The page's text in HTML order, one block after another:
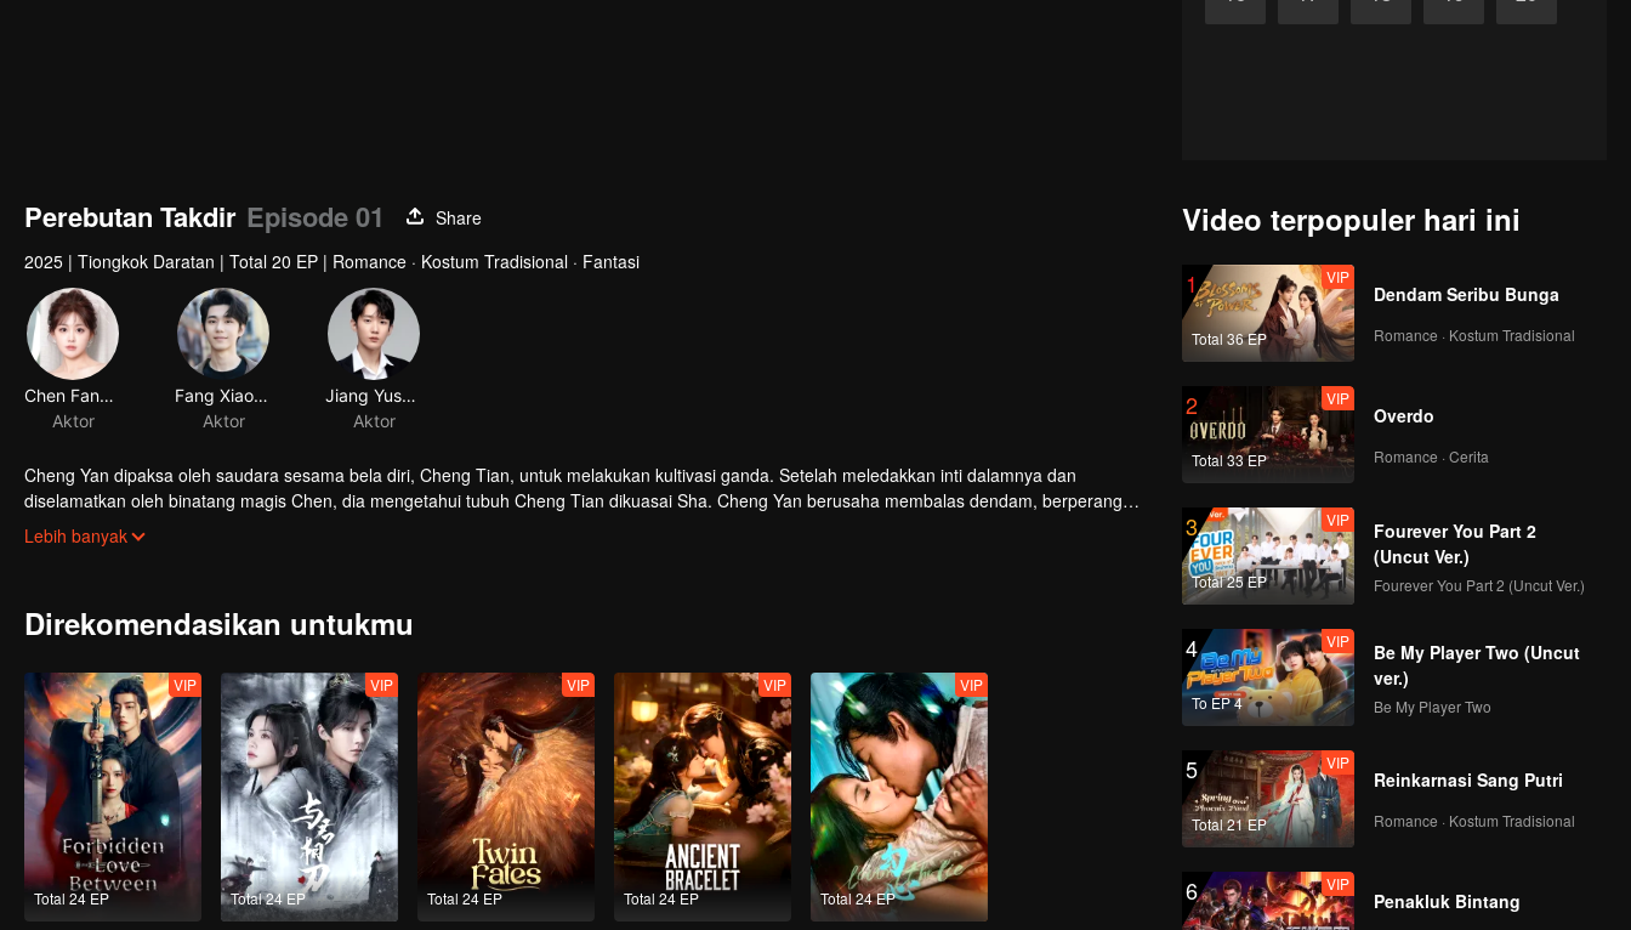
Perebutan Takdir Episode 01
Share
2025 | Tiongkok Daratan | Total 20 EP | Romance · Kostum Tradisional · Fantasi
Chen Fangtong
Aktor
Cheng Yan dipaksa oleh saudara sesama bela diri, Cheng Tian, untuk melakukan kultivasi ganda. Setelah meledakkan inti dalamnya dan
diselamatkan oleh binatang magis Chen, dia mengetahui tubuh Cheng Tian dikuasai Sha. Cheng Yan berusaha membalas dendam, berperang
melawan Sha, dan akhirnya menyegel Sha demi kedamaian tiga dunia.
Lebih banyak
Direkomendasikan untukmu
Total 24 EP
VIP
Total 24 EP
VIP
Total 24 EP
VIP
Total 24 EP
VIP
Total 24 EP
VIP
Video terpopuler hari ini
1
Total 36 EP
VIP
Dendam Seribu Bunga
Romance · Kostum Tradisional
2
Total 33 EP
VIP
Overdo
Romance · Cerita
3
Total 25 EP
VIP
Fourever You Part 2
(Uncut Ver.)
Fourever You Part 2 (Uncut Ver.)
4
To EP 4
VIP
Be My Player Two (Uncut
ver.)
Be My Player Two
5
Total 21 EP
VIP
Reinkarnasi Sang Putri
Romance · Kostum Tradisional
6 VIP
Penakluk Bintang